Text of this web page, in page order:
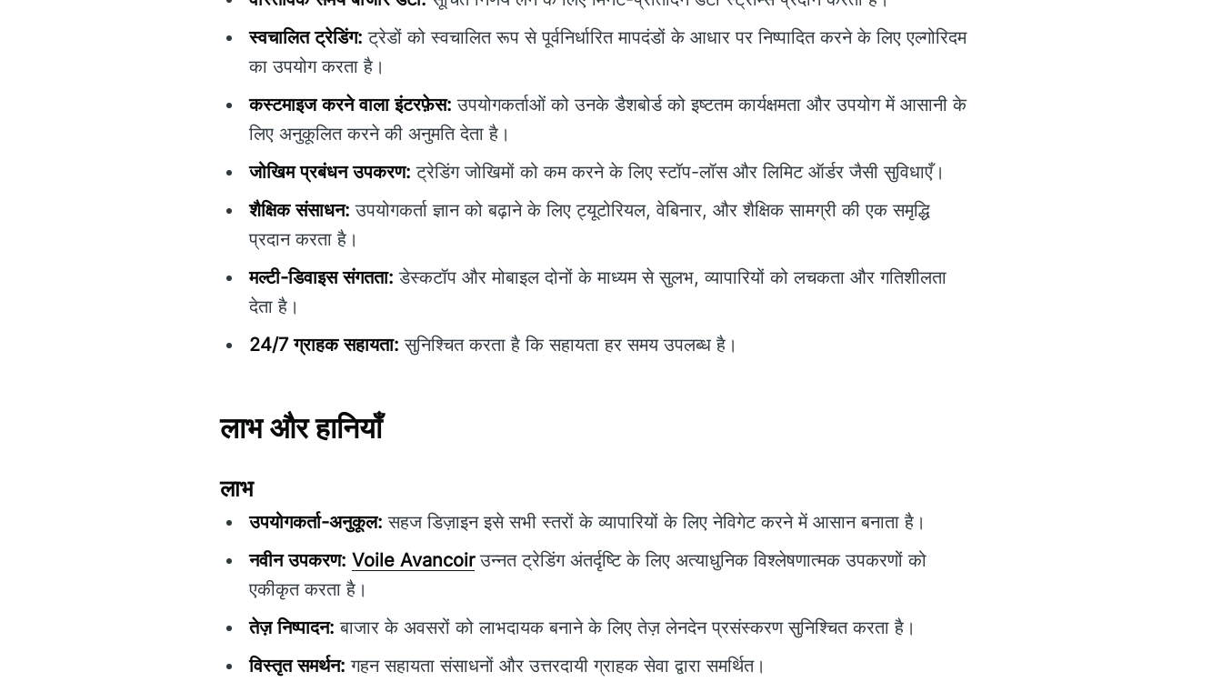
स्वचालित ट्रेडिंग: ट्रेडों को स्वचालित रूप से पूर्वनिर्धारित मापदंडों के आधार पर निष्पादित करने के लिए एल्गोरिदम
का उपयोग करता है।
कस्टमाइज करने वाला इंटरफ़ेस: उपयोगकर्ताओं को उनके डैशबोर्ड को इष्टतम कार्यक्षमता और उपयोग में आसानी के
लिए अनुकूलित करने की अनुमति देता है।
जोखिम प्रबंधन उपकरण: ट्रेडिंग जोखिमों को कम करने के लिए स्टॉप-लॉस और लिमिट ऑर्डर जैसी सुविधाएँ।
शैक्षिक संसाधन: उपयोगकर्ता ज्ञान को बढ़ाने के लिए ट्यूटोरियल, वेबिनार, और शैक्षिक सामग्री की एक समृद्धि
प्रदान करता है।
मल्टी-डिवाइस संगतता: डेस्कटॉप और मोबाइल दोनों के माध्यम से सुलभ, व्यापारियों को लचकता और गतिशीलता
देता है।
24/7 ग्राहक सहायता: सुनिश्चित करता है कि सहायता हर समय उपलब्ध है।
लाभ और हानियाँ
लाभ
उपयोगकर्ता-अनुकूल: सहज डिज़ाइन इसे सभी स्तरों के व्यापारियों के लिए नेविगेट करने में आसान बनाता है।
नवीन उपकरण: Voile Avancoirउन्नत ट्रेडिंग अंतर्दृष्टि के लिए अत्याधुनिक विश्लेषणात्मक उपकरणों को
एकीकृत करता है।
तेज़ निष्पादन: बाजार के अवसरों को लाभदायक बनाने के लिए तेज़ लेनदेन प्रसंस्करण सुनिश्चित करता है।
विस्तृत समर्थन: गहन सहायता संसाधनों और उत्तरदायी ग्राहक सेवा द्वारा समर्थित।